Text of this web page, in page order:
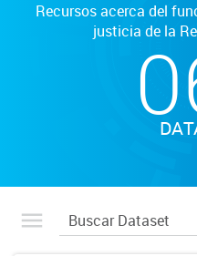
Recursos acerca del
justicia de la